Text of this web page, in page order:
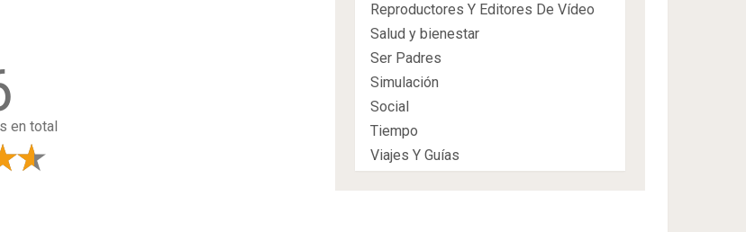
en total
Reproductores Y Editores De Vídeo
Salud y bienestar
Ser Padres
Simulación
Social
Tiempo
Viajes Y Guías